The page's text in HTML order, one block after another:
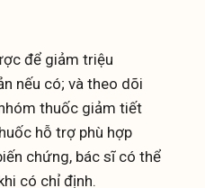
để giảm triệu
nếu có; và theo dõi
thuốc giảm tiết
hỗ trợ phù hợp
chứng, bác sĩ có thể
có chỉ định.